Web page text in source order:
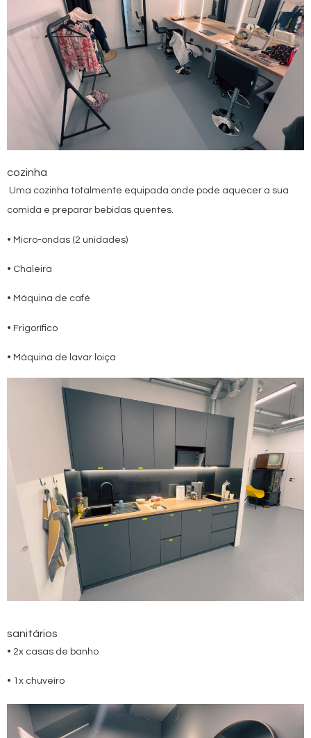
cozinha
Uma cozinha totalmente equipada onde pode aquecer a sua
comida e preparar bebidas quentes.
• Micro-ondas (2 unidades)
• Chaleira
• Máquina de café
• Frigorífico
• Máquina de lavar loiça
sanitários
• 2x casas de banho
• 1x chuveiro